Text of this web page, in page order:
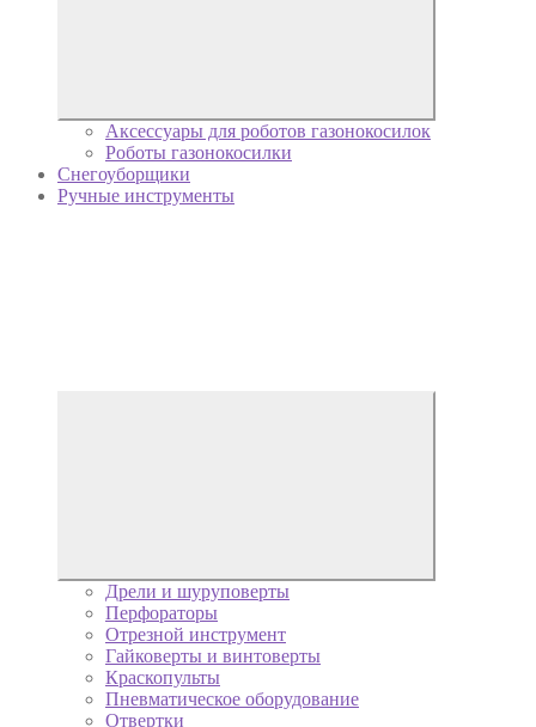
Аксессуары для роботов газонокосилок
Роботы газонокосилки
Снегоуборщики
Ручные инструменты
Дрели и шуруповерты
Перфораторы
Отрезной инструмент
Гайковерты и винтоверты
Краскопульты
Пневматическое оборудование
Отвертки